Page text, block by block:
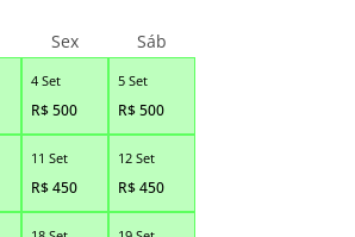
4 Set
R$500
5 Set
R$500
11 Set
R$450
12 Set
R$450
Sex Sáb